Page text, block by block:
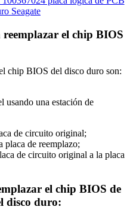
el chip BIOS
chip BIOS del disco duro son:
usando una estación de
de circuito original;
de reemplazo;
de circuito original a la placa
el chip BIOS de
disco duro: